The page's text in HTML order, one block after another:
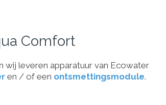
Comfort
wij leveren apparatuur van Ecowater
en / of een ontsmettingsmodule.